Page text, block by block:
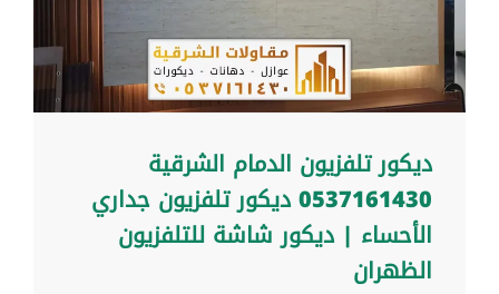
ديكور تلفزيون الدمام الشرقية
0537161430 ديكور تلفزيون جداري
الأحساء | ديكور شاشة للتلفزيون
الظهران